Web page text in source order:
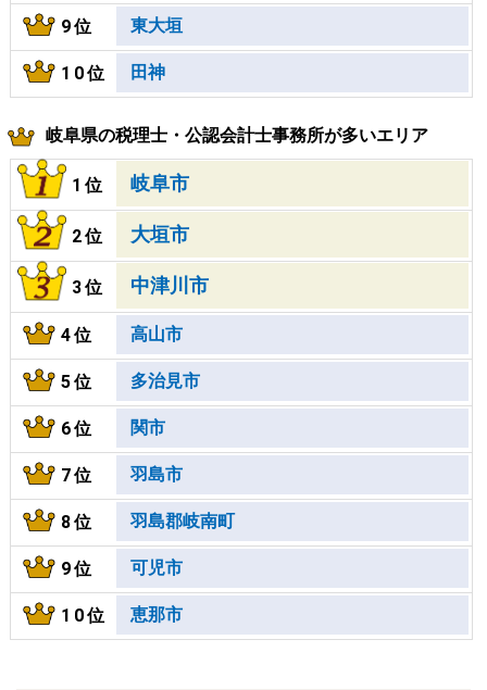
9位 東大垣
10位 田神
岐阜県の税理士・公認会計士事務所が多いエリア
1位 岐阜市
2位 大垣市
3位 中津川市
4位 高山市
5位 多治見市
6位 関市
7位 羽島市
8位 羽島郡岐南町
9位 可児市
10位 恵那市